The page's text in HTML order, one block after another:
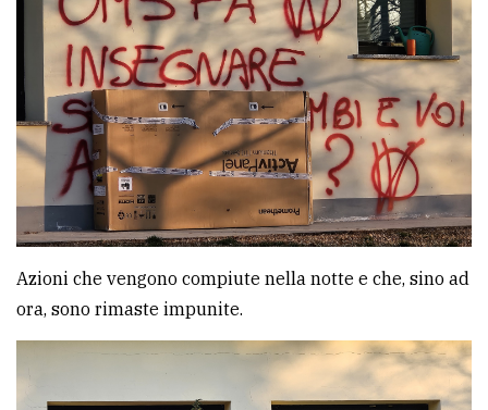
Azioni che vengono compiute nella notte e che, sino ad
ora, sono rimaste impunite.